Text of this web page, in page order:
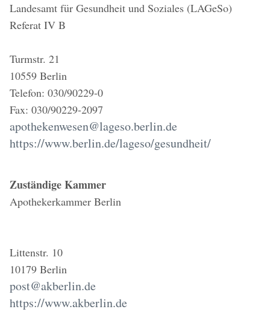
Landesamt für Gesundheit und Soziales (LAGeSo)
Referat IV B
Turmstr. 21
10559 Berlin
Telefon: 030/90229-0
Fax: 030/90229-2097
apothekenwesen@lageso.berlin.de
https://www.berlin.de/lageso/gesundheit/
Zuständige Kammer
Apothekerkammer Berlin
Littenstr. 10
10179 Berlin
post@akberlin.de
https://www.akberlin.de